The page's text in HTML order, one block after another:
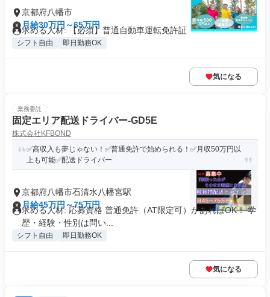
京都府八幡市
月給30万円～65万円
求める人材: 【必須】普通自動車運転免許証
シフト自由 即日勤務OK
気になる
業務委託
固定エリア配送ドライバー-GD5E
株式会社KFBOND
✅高収入も夢じゃない！✅普通免許で始められる！✅月収50万円以
上も可能✅配送ドライバー
京都府八幡市石清水八幡宮駅
月給45万円～75万円
求める人材: 応募資格 普通免許（AT限定可）があればOK！ 学
歴・経験・性別は問い...
シフト自由 即日勤務OK
気になる